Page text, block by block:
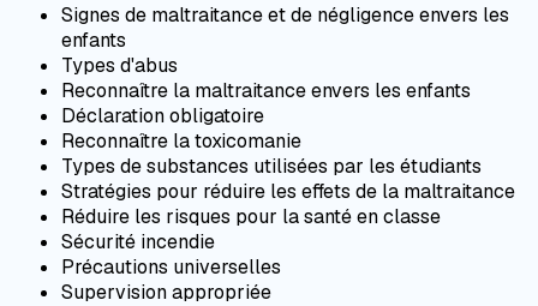
Signes de maltraitance et de négligence envers les
enfants
Types d'abus
Reconnaître la maltraitance envers les enfants
Déclaration obligatoire
Reconnaître la toxicomanie
Types de substances utilisées par les étudiants
Stratégies pour réduire les effets de la maltraitance
Réduire les risques pour la santé en classe
Sécurité incendie
Précautions universelles
Supervision appropriée